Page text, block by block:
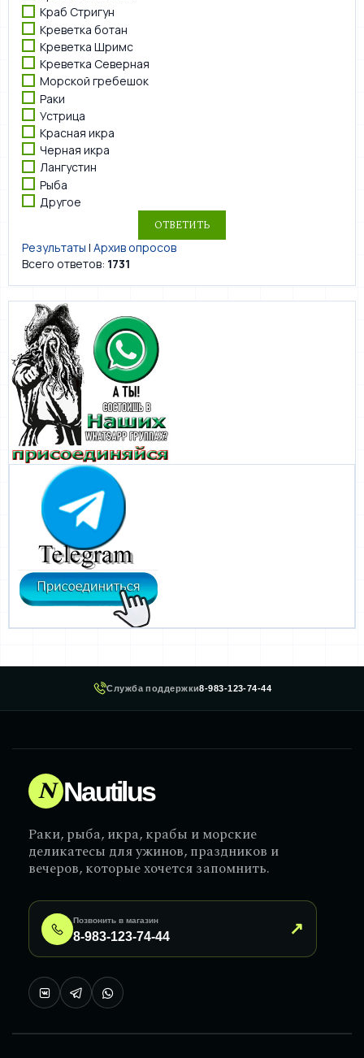
Краб Стригун
Креветка ботан
Креветка Шримс
Креветка Северная
Морской гребешок
Раки
Устрица
Красная икра
Черная икра
Лангустин
Рыба
Другое
Результаты | Архив опросов
Всего ответов: 1731
Служба поддержки8-983-123-74-44
N Nautilus
Раки, рыба, икра, крабы и морские
деликатесы для ужинов, праздников и
вечеров, которые хочется запомнить.
Позвонить в магазин
8-983-123-74-44 ↗